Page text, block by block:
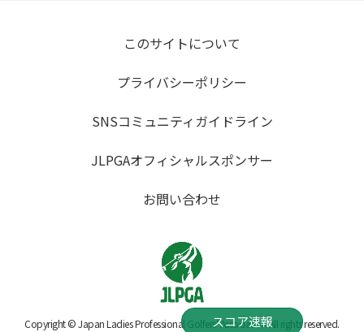
このサイトについて
プライバシーポリシー
SNSコミュニティガイドライン
JLPGAオフィシャルスポンサー
お問い合わせ
Copyright © Japan Ladies Professional Golfers' Association All rights reserved.
スコア速報